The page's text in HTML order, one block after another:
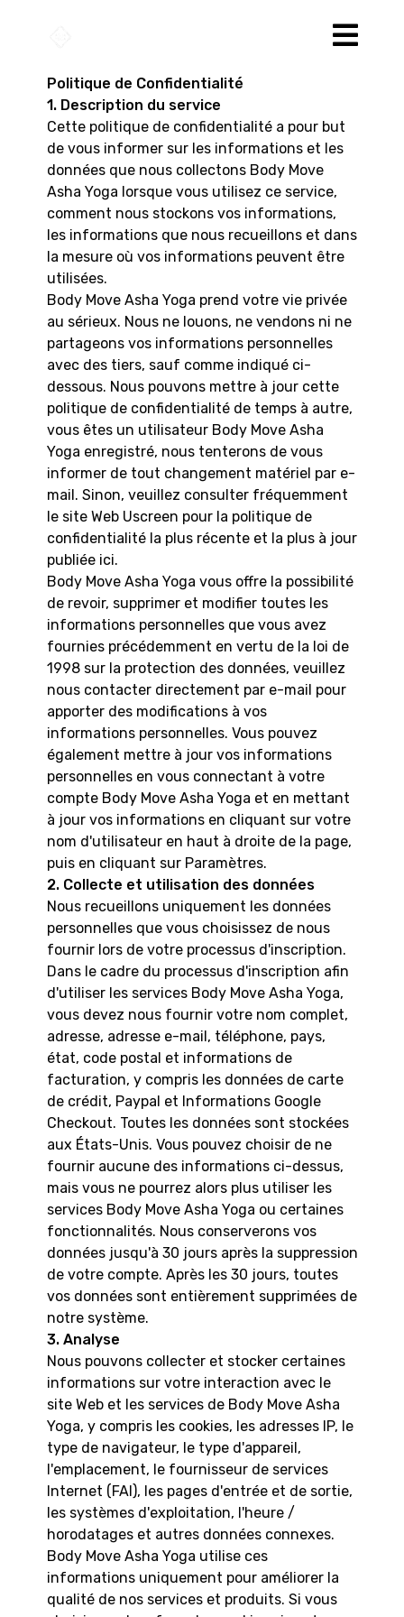
Politique de Confidentialité
1. Description du service
Cette politique de confidentialité a pour but
de vous informer sur les informations et les
données que nous collectons Body Move
Asha Yoga lorsque vous utilisez ce service,
comment nous stockons vos informations,
les informations que nous recueillons et dans
la mesure où vos informations peuvent être
utilisées.
Body Move Asha Yoga prend votre vie privée
au sérieux. Nous ne louons, ne vendons ni ne
partageons vos informations personnelles
avec des tiers, sauf comme indiqué ci-
dessous. Nous pouvons mettre à jour cette
politique de confidentialité de temps à autre,
vous êtes un utilisateur Body Move Asha
Yoga enregistré, nous tenterons de vous
informer de tout changement matériel par e-
mail. Sinon, veuillez consulter fréquemment
le site Web Uscreen pour la politique de
confidentialité la plus récente et la plus à jour
publiée ici.
Body Move Asha Yoga vous offre la possibilité
de revoir, supprimer et modifier toutes les
informations personnelles que vous avez
fournies précédemment en vertu de la loi de
1998 sur la protection des données, veuillez
nous contacter directement par e-mail pour
apporter des modifications à vos
informations personnelles. Vous pouvez
également mettre à jour vos informations
personnelles en vous connectant à votre
compte Body Move Asha Yoga et en mettant
à jour vos informations en cliquant sur votre
nom d'utilisateur en haut à droite de la page,
puis en cliquant sur Paramètres.
2. Collecte et utilisation des données
Nous recueillons uniquement les données
personnelles que vous choisissez de nous
fournir lors de votre processus d'inscription.
Dans le cadre du processus d'inscription afin
d'utiliser les services Body Move Asha Yoga,
vous devez nous fournir votre nom complet,
adresse, adresse e-mail, téléphone, pays,
état, code postal et informations de
facturation, y compris les données de carte
de crédit, Paypal et Informations Google
Checkout. Toutes les données sont stockées
aux États-Unis. Vous pouvez choisir de ne
fournir aucune des informations ci-dessus,
mais vous ne pourrez alors plus utiliser les
services Body Move Asha Yoga ou certaines
fonctionnalités. Nous conserverons vos
données jusqu'à 30 jours après la suppression
de votre compte. Après les 30 jours, toutes
vos données sont entièrement supprimées de
notre système.
3. Analyse
Nous pouvons collecter et stocker certaines
informations sur votre interaction avec le
site Web et les services de Body Move Asha
Yoga, y compris les cookies, les adresses IP, le
type de navigateur, le type d'appareil,
l'emplacement, le fournisseur de services
Internet (FAI), les pages d'entrée et de sortie,
les systèmes d'exploitation, l'heure /
horodatages et autres données connexes.
Body Move Asha Yoga utilise ces
informations uniquement pour améliorer la
qualité de nos services et produits. Si vous